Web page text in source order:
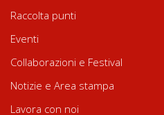
Raccolta punti
Eventi
Collaborazioni e Festival
Notizie e Area stampa
Lavora con noi